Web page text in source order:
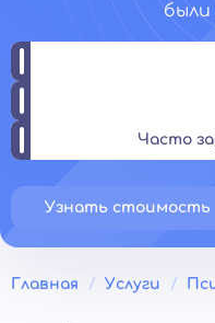
были
Часто
Узнать стоимость
Главная Услуги